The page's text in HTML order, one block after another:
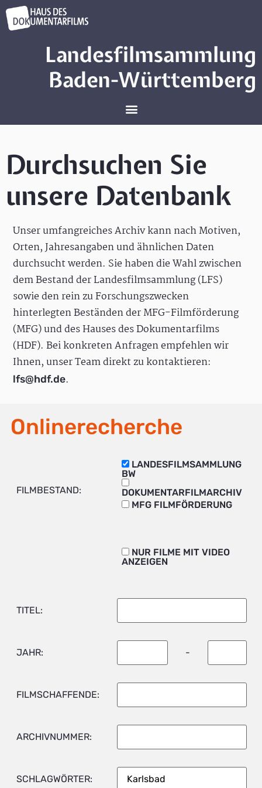
Landesfilmsammlung
Baden-Württemberg
Durchsuchen Sie
unsere Datenbank
Unser umfangreiches Archiv kann nach Motiven,
Orten, Jahresangaben und ähnlichen Daten
durchsucht werden. Sie haben die Wahl zwischen
dem Bestand der Landesfilmsammlung (LFS)
sowie den rein zu Forschungszwecken
hinterlegten Beständen der MFG-Filmförderung
(MFG) und des Hauses des Dokumentarfilms
(HDF). Bei konkreten Anfragen empfehlen wir
Ihnen, unser Team direkt zu kontaktieren:
lfs@hdf.de.
Onlinerecherche
FILMBESTAND:
LANDESFILMSAMMLUNG
BW
DOKUMENTARFILMARCHIV
MFG FILMFÖRDERUNG
NUR FILME MIT VIDEO
ANZEIGEN
TITEL:
JAHR: -
FILMSCHAFFENDE:
ARCHIVNUMMER:
SCHLAGWÖRTER: